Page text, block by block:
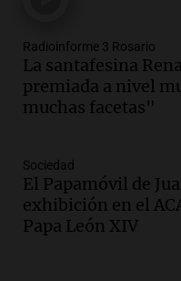
Episodios
Audio.Un
en la autopista
cerca del
Audio.
elementos
la madrugada
Panorama Federal
Radioinforme 3 Rosario
La santafesina
premiada a nivel
muchas facetas"
Sociedad
El Papamóvil de
exhibición en el
Papa León XIV